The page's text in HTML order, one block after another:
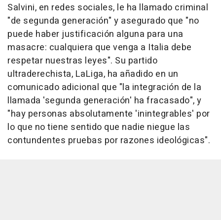
Salvini, en redes sociales, le ha llamado criminal
"de segunda generación" y asegurado que "no
puede haber justificación alguna para una
masacre: cualquiera que venga a Italia debe
respetar nuestras leyes". Su partido
ultraderechista, LaLiga, ha añadido en un
comunicado adicional que "la integración de la
llamada 'segunda generación' ha fracasado", y
"hay personas absolutamente 'inintegrables' por
lo que no tiene sentido que nadie niegue las
contundentes pruebas por razones ideológicas".